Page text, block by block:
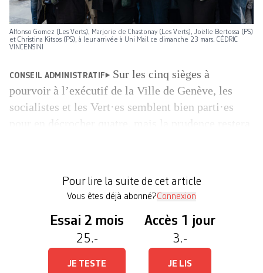
Alfonso Gomez (Les Verts), Marjorie de Chastonay (Les Verts), Joëlle Bertossa (PS)
et Christina Kitsos (PS), à leur arrivée à Uni Mail ce dimanche 23 mars. CÉDRIC
VINCENSINI
CONSEIL ADMINISTRATIF
Sur les cinq sièges à
pourvoir à l’exécutif de la Ville de Genève, les
socialistes et les Vert·es semblent bien parti·es
quelque […]
Pour lire la suite de cet article
Vous êtes déjà abonné?Connexion
Essai 2 mois
25.-
JE TESTE
Accès 1 jour
3.-
JE LIS